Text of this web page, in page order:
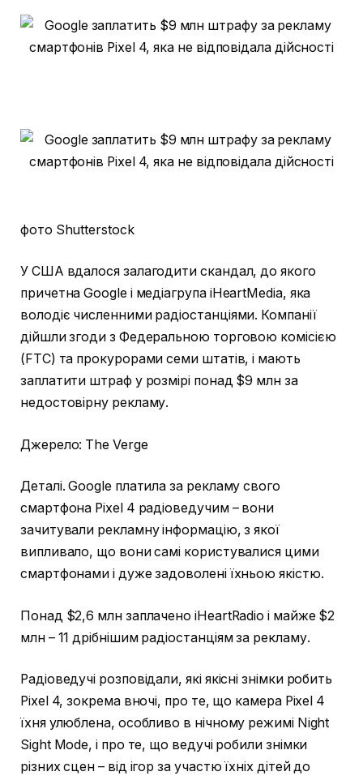
фото Shutterstock
У США вдалося залагодити скандал, до якого
причетна Google і медіагрупа iHeartMedia, яка
володіє численними радіостанціями. Компанії
дійшли згоди з Федеральною торговою комісією
(FTC) та прокурорами семи штатів, і мають
заплатити штраф у розмірі понад $9 млн за
недостовірну рекламу.
Джерело: The Verge
Деталі. Google платила за рекламу свого
смартфона Pixel 4 радіоведучим – вони
зачитували рекламну інформацію, з якої
випливало, що вони самі користувалися цими
смартфонами і дуже задоволені їхньою якістю.
Понад $2,6 млн заплачено iHeartRadio і майже $2
млн – 11 дрібнішим радіостанціям за рекламу.
Радіоведучі розповідали, які якісні знімки робить
Pixel 4, зокрема вночі, про те, що камера Pixel 4
їхня улюблена, особливо в нічному режимі Night
Sight Mode, і про те, що ведучі робили знімки
різних сцен – від ігор за участю їхніх дітей до